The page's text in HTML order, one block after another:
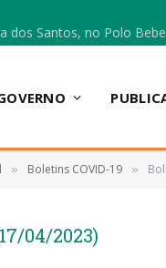
» Boletins COVID-19 »
04/2023)